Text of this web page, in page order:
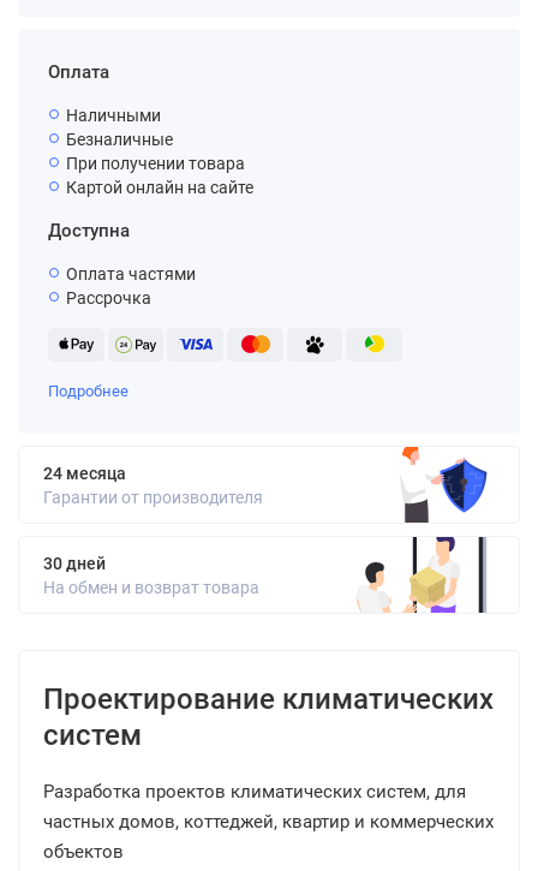
Оплата
Наличными
Безналичные
При получении товара
Картой онлайн на сайте
Доступна
Оплата частями
Рассрочка
Подробнее
24 месяца
Гарантии от производителя
30 дней
На обмен и возврат товара
Проектирование климатических
систем
Разработка проектов климатических систем, для
частных домов, коттеджей, квартир и коммерческих
объектов